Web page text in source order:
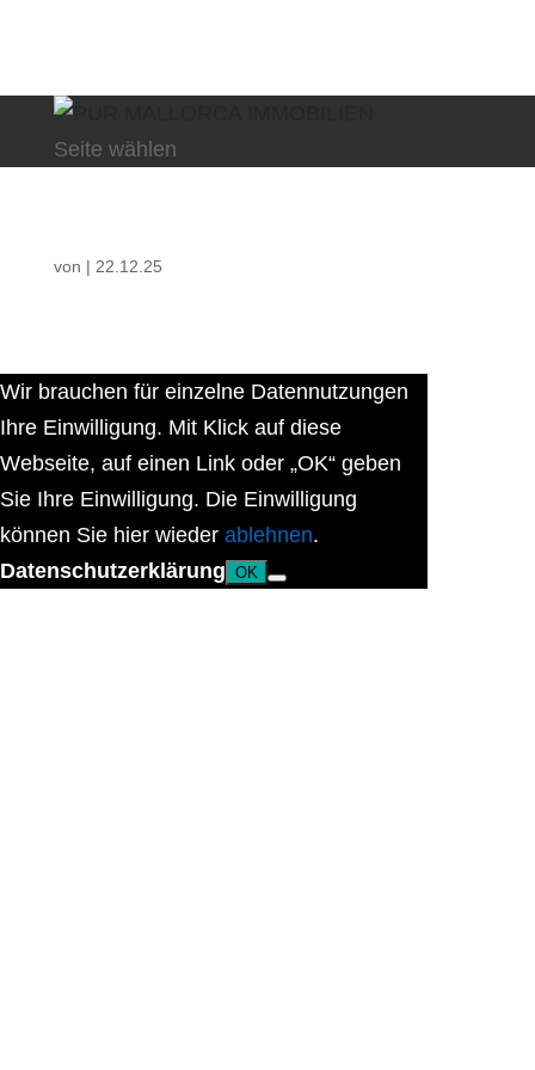
Seite wählen
von | 22.12.25
Wir brauchen für einzelne Datennutzungen
Ihre Einwilligung. Mit Klick auf diese
Webseite, auf einen Link oder „OK“ geben
Sie Ihre Einwilligung. Die Einwilligung
können Sie hier wieder ablehnen.
Datenschutzerklärung OK